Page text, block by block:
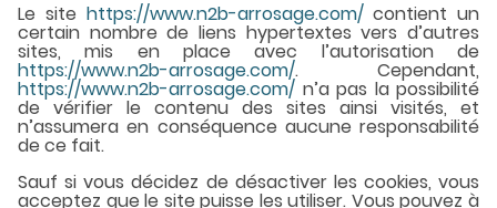
Le site https://www.n2b-arrosage.com/contient un
certain nombre de liens hypertextes vers d’autres
sites, mis en place avec l’autorisation de
https://www.n2b-arrosage.com/. Cependant,
https://www.n2b-arrosage.com/ n’a pas la possibilité
de vérifier le contenu des sites ainsi visités, et
n’assumera en conséquence aucune responsabilité
de ce fait.
Sauf si vous décidez de désactiver les cookies, vous
acceptez que le site puisse les utiliser. Vous pouvez à